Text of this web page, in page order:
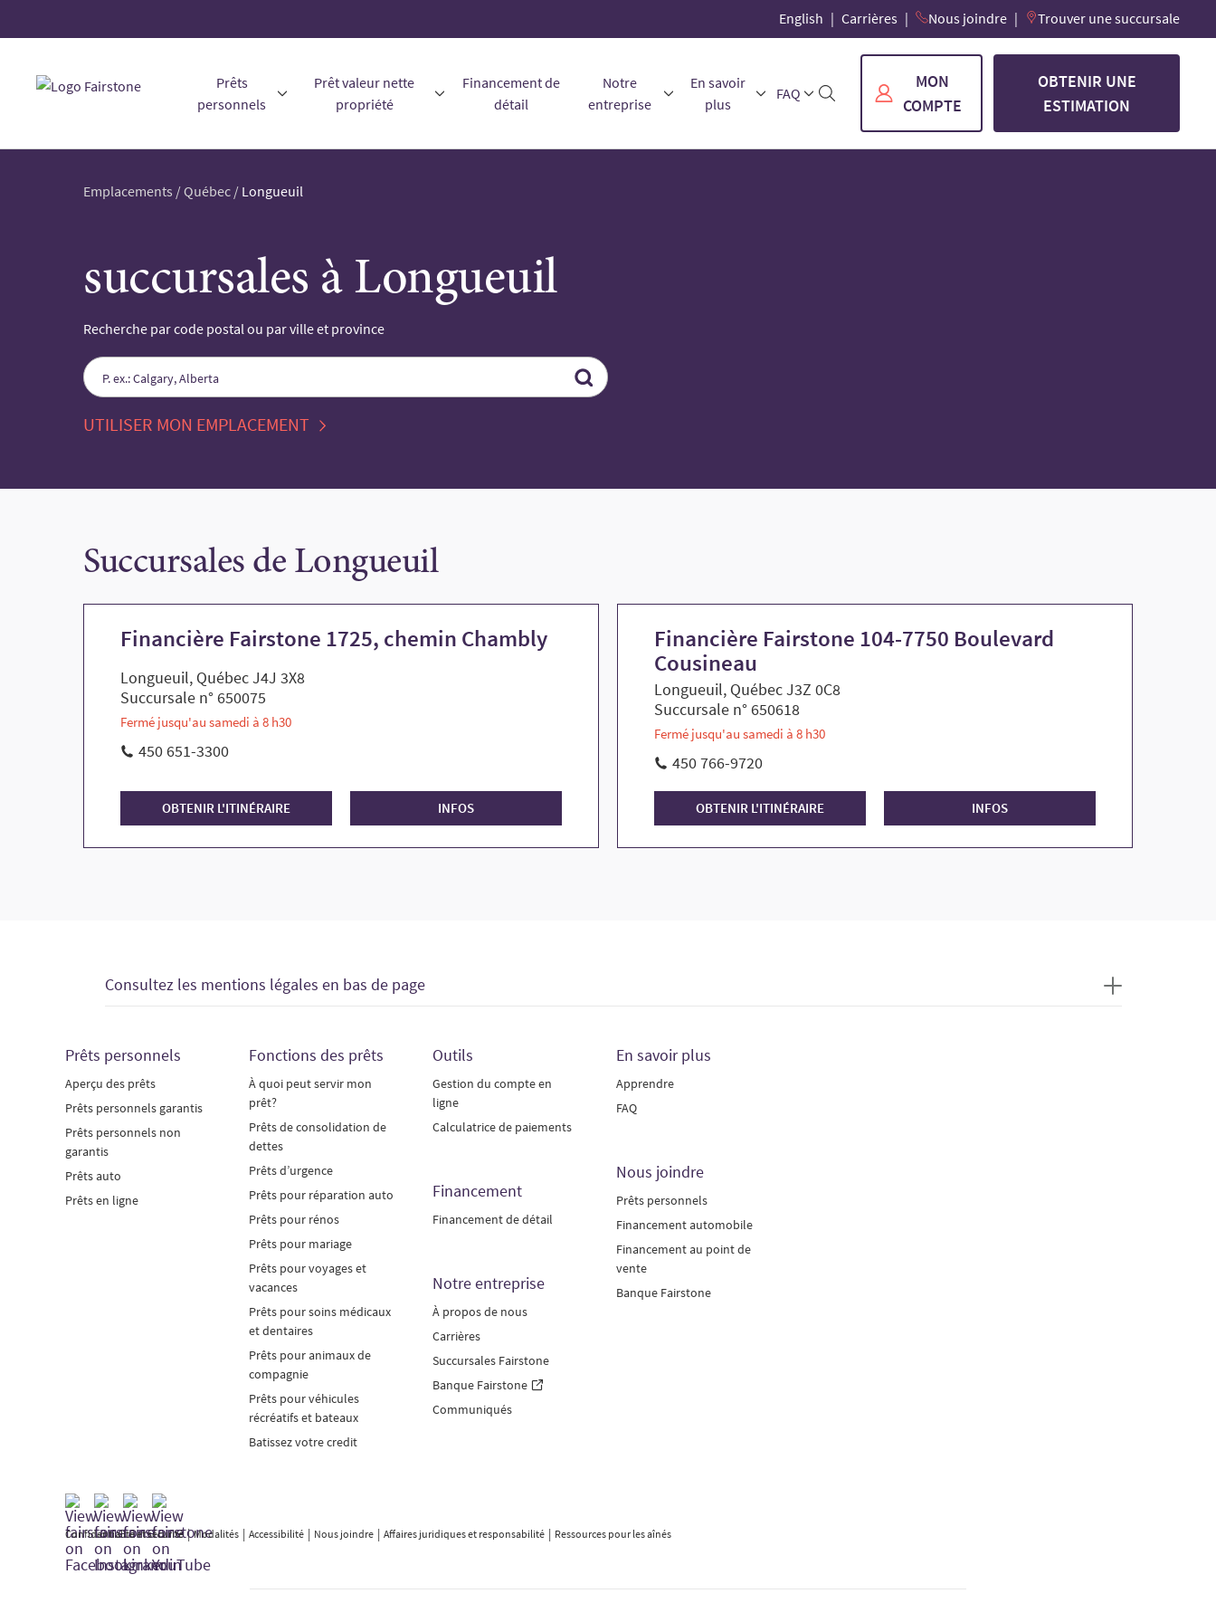
English Carrières Nous joindre Trouver une succursale
Prêts
personnels
Prêt valeur nette
propriété
Financement de
détail
Notre
entreprise
En savoir
plus
FAQ
MON
COMPTE
OBTENIR UNE
ESTIMATION
Emplacements /Québec / Longueuil
succursales à Longueuil
Recherche par code postal ou par ville et province
Please
enter
City,
State,
UTILISER MON EMPLACEMENT
Succursales de Longueuil
Financière Fairstone 1725, chemin Chambly
Longueuil, Québec J4J 3X8
Succursale n° 650075
Fermé jusqu'au samedi à 8 h30
450 651-3300
OBTENIR L'ITINÉRAIRE INFOS
Financière Fairstone 104-7750 Boulevard
Cousineau
Longueuil, Québec J3Z 0C8
Succursale n° 650618
Fermé jusqu'au samedi à 8 h30
450 766-9720
OBTENIR L'ITINÉRAIRE INFOS
Consultez les mentions légales en bas de page
Prêts personnels
Aperçu des prêts
Prêts personnels garantis
Prêts personnels non
garantis
Prêts auto
Prêts en ligne
Fonctions des prêts
À quoi peut servir mon
prêt?
Prêts de consolidation de
dettes
Prêts d’urgence
Prêts pour réparation auto
Prêts pour rénos
Prêts pour mariage
Prêts pour voyages et
vacances
Prêts pour soins médicaux
et dentaires
Prêts pour animaux de
compagnie
Prêts pour véhicules
récréatifs et bateaux
Batissez votre credit
Outils
Gestion du compte en
ligne
Calculatrice de paiements
Financement
Financement de détail
Notre entreprise
À propos de nous
Carrières
Succursales Fairstone
Banque Fairstone
Communiqués
En savoir plus
Apprendre
FAQ
Nous joindre
Prêts personnels
Financement automobile
Financement au point de
vente
Banque Fairstone
Confidentialité et sécurité Modalités Accessibilité Nous joindre Affaires juridiques et responsabilité Ressources pour les aînés